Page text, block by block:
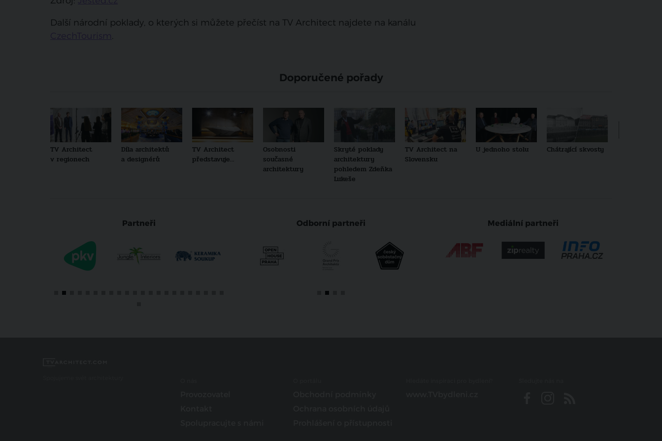
Další národní poklady, o kterých si můžete přečíst na TV Architect najdete na kanálu
.
Doporučené pořady
TV Architect
v regionech
Díla architektů
a designérů
TV Architect
představuje...
Osobnosti
současné
architektury
Skryté poklady
architektury
pohledem Zdeňka
Lukeše
TV Architect na
Slovensku
U jednoho stolu Chátrající skvosty
Partneři Odborní partneři Mediální partneři